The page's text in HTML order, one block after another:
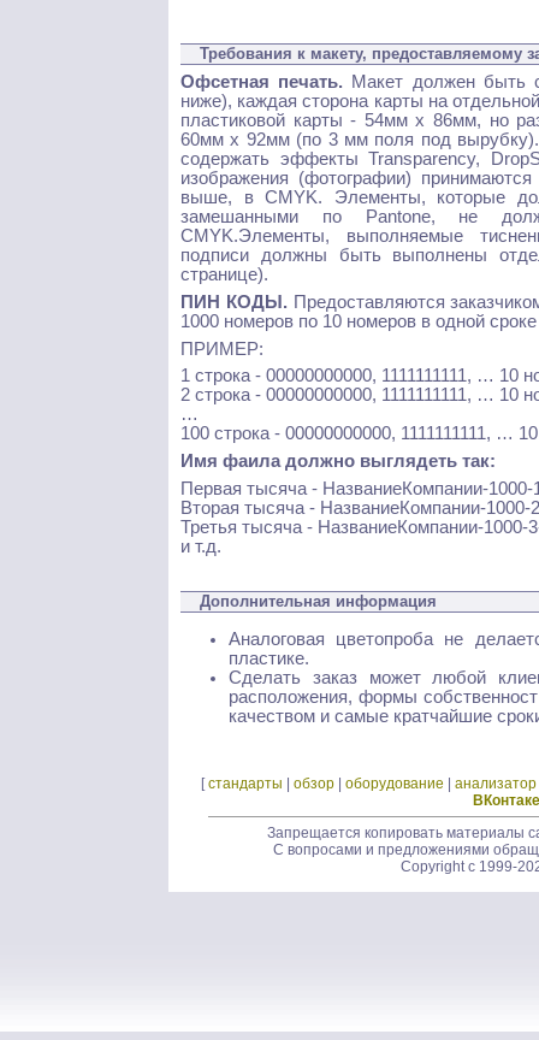
Требования к макету, предоставляемому
Офсетная печать. Макет должен быть
ниже), каждая сторона карты на
пластиковой карты - 54мм х 86мм, но
60мм х 92мм (по 3 мм поля под
содержать эффекты Transparency,
изображения (фотографии)
выше, в CMYK. Элементы, которые
замешанными по Pantone, не
CMYK.Элементы, выполняемые
подписи должны быть выполнены
странице).
ПИН КОДЫ. Предоставляются
1000 номеров по 10 номеров в одной
ПРИМЕР:
1 строка - 00000000000, 1111111111, … 10
2 строка - 00000000000, 1111111111, … 10
…
100 строка - 00000000000, 1111111111, …
Имя фаила должно выглядеть так:
Первая тысяча - НазваниеКомпании-
Вторая тысяча - НазваниеКомпании-
Третья тысяча - НазваниеКомпании-1000-
и т.д.
Дополнительная информация
Аналоговая цветопроба не
пластике.
Сделать заказ может любой
расположения, формы
качеством и самые кратчайшие
[стандарты обзор оборудование анализатор
ВКонтаке
Запрещается копировать материалы
С вопросами и предложениями
Copyright c 1999-